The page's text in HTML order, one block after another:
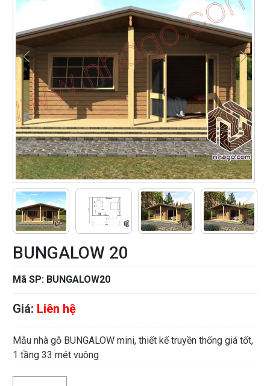
BUNGALOW 20
Mã SP: BUNGALOW20
Giá: Liên hệ
Mẫu nhà gỗ BUNGALOW mini, thiết kế truyền thống giá tốt,
1 tầng 33 mét vuông